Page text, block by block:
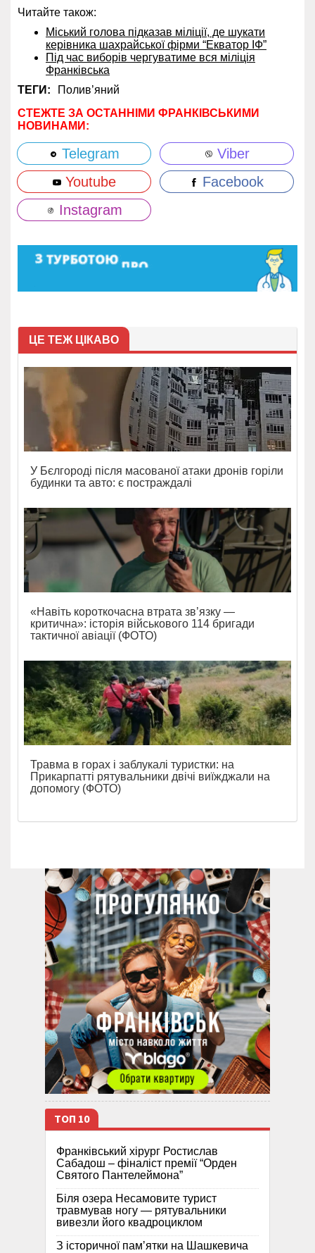
Читайте також:
Міський голова підказав міліції, де шукати
керівника шахрайської фірми “Екватор ІФ”
Під час виборів чергуватиме вся міліція
Франківська
ТЕГИ:
Полив’яний
СТЕЖТЕ ЗА ОСТАННІМИ ФРАНКІВСЬКИМИ
НОВИНАМИ:
Telegram
Viber
Youtube
Facebook
Instagram
ЦЕ ТЕЖ ЦІКАВО
У Бєлгороді після масованої атаки дронів горіли
будинки та авто: є постраждалі
«Навіть короткочасна втрата зв’язку —
критична»: історія військового 114 бригади
тактичної авіації (ФОТО)
Травма в горах і заблукалі туристки: на
Прикарпатті рятувальники двічі виїжджали на
допомогу (ФОТО)
ТОП 10
Франківський хірург Ростислав
Сабадош – фіналіст премії “Орден
Святого Пантелеймона”
Біля озера Несамовите турист
травмував ногу — рятувальники
вивезли його квадроциклом
З історичної памʼятки на Шашкевича